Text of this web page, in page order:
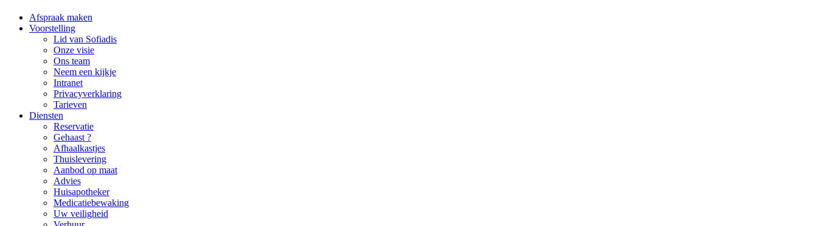
Afspraak maken
Voorstelling
Lid van Sofiadis
Onze visie
Ons team
Neem een kijkje
Intranet
Privacyverklaring
Tarieven
Diensten
Reservatie
Gehaast ?
Afhaalkastjes
Thuislevering
Aanbod op maat
Advies
Huisapotheker
Medicatiebewaking
Uw veiligheid